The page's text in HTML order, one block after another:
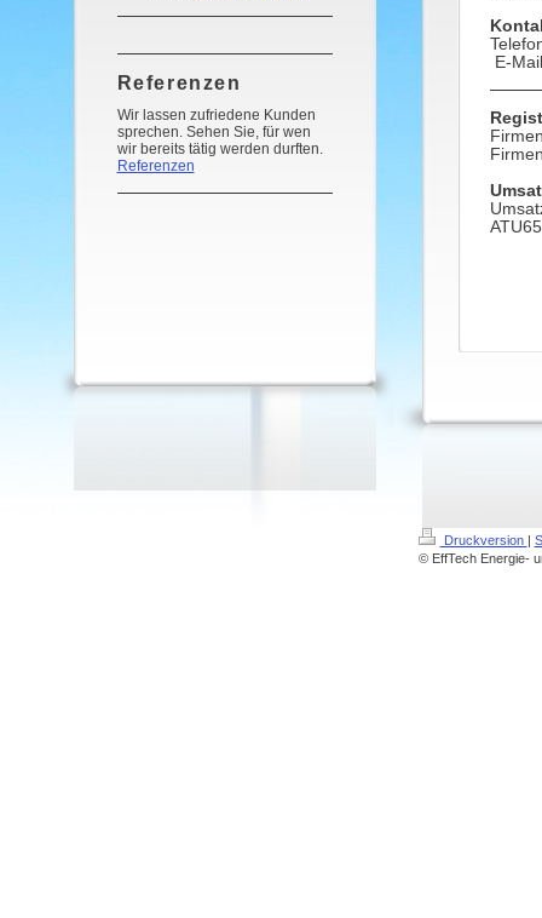
E-
Druckversion |
© EffTech Energie-
Referenzen
Wir lassen zufriedene Kunden
sprechen. Sehen Sie, für wen
wir bereits tätig werden durften.
Referenzen